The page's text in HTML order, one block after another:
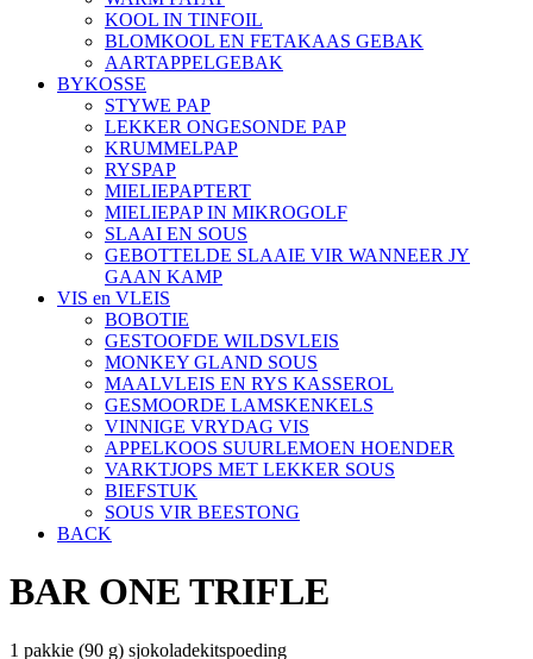
KOOL IN TINFOIL
BLOMKOOL EN FETAKAAS GEBAK
AARTAPPELGEBAK
BYKOSSE
STYWE PAP
LEKKER ONGESONDE PAP
KRUMMELPAP
RYSPAP
MIELIEPAPTERT
MIELIEPAP IN MIKROGOLF
SLAAI EN SOUS
GEBOTTELDE SLAAIE VIR WANNEER JY
GAAN KAMP
VIS en VLEIS
BOBOTIE
GESTOOFDE WILDSVLEIS
MONKEY GLAND SOUS
MAALVLEIS EN RYS KASSEROL
GESMOORDE LAMSKENKELS
VINNIGE VRYDAG VIS
APPELKOOS SUURLEMOEN HOENDER
VARKTJOPS MET LEKKER SOUS
BIEFSTUK
SOUS VIR BEESTONG
BACK
BAR ONE TRIFLE
1 pakkie (90 g) sjokoladekitspoeding